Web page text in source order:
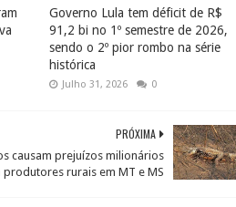
Governo Lula tem déficit de R$
91,2 bi no 1º semestre de 2026,
sendo o 2º pior rombo na série
histórica
Julho 31, 2026 0
PRÓXIMA
causam prejuízos milionários
produtores rurais em MT e MS